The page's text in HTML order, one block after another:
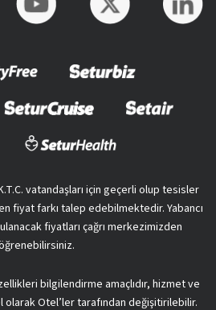
vatandaşları için geçerli olup tesisler
fiyat farkı talep edebilmektedir. Yabancı
fiyatları çağrı merkezimizden
bilgilendirme amaçlıdır, hizmet ve
olarak Otel’ler tarafından değişitirilebilir.